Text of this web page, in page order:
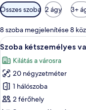
Szobákhoz
rendelkezésre
álló
szűrők
Összes szoba 2 ágy 3+
8 szoba megjelenítése 8
A
következő
szoba
összes
képének
megtekintése:
7
Szoba kétszemélyes
Kilátás a városra
20 négyzetméter
1 hálószoba
2 férőhely